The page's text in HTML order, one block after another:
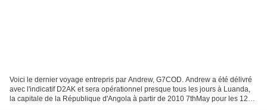
Voici le dernier voyage entrepris par Andrew, G7COD. Andrew a été délivré
avec l'indicatif D2AK et sera opérationnel presque tous les jours à Luanda,
la capitale de la République d'Angola à partir de 2010 7thMay pour les 12